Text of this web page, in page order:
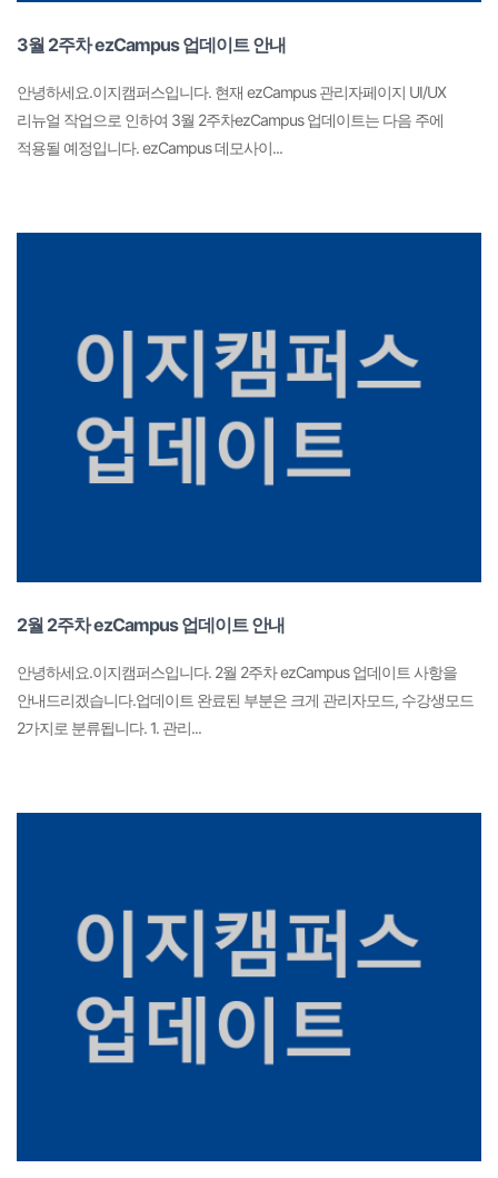
3월 2주차 ezCampus 업데이트 안내
안녕하세요.이지캠퍼스입니다. 현재 ezCampus 관리자페이지 UI/UX
리뉴얼 작업으로 인하여 3월 2주차ezCampus 업데이트는 다음 주에
적용될 예정입니다. ezCampus 데모사이...
2월 2주차 ezCampus 업데이트 안내
안녕하세요.이지캠퍼스입니다. 2월 2주차 ezCampus 업데이트 사항을
안내드리겠습니다.업데이트 완료된 부분은 크게 관리자모드, 수강생모드
2가지로 분류됩니다. 1. 관리...